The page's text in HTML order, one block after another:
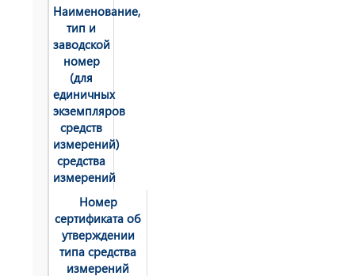
Наименование,
тип и
заводской
номер
(для
единичных
экземпляров
средств
измерений)
средства
измерений
Номер
сертификата об
утверждении
типа средства
измерений